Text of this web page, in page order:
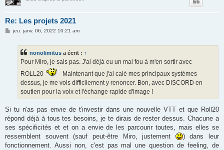
Re: Les projets 2021
Mjeu. janv. 06, 2022 10:21 am
nonolimitus a écrit : ↑
Pour Miro, je sais pas. J'ai déjà eu un mal fou à m'en sortir avec
ROLL20
Maintenant que j'ai calé mes principaux systèmes
dessus, je me vois difficilement y renoncer. Bon, avec DISCORD en
soutien pour la voix et l'échange rapide d'image !
Si tu n'as pas envie de t'investir dans une nouvelle VTT et que Roll20
répond déjà à tous tes besoins, je te dirais de rester dessus. Chacune a
ses spécificités et et on a envie de les parcourir toutes, mais elles se
ressemblent souvent (sauf peut-être Miro, justement
) dans leur
fonctionnement. Aussi non, c'est pas mal une question de feeling, de